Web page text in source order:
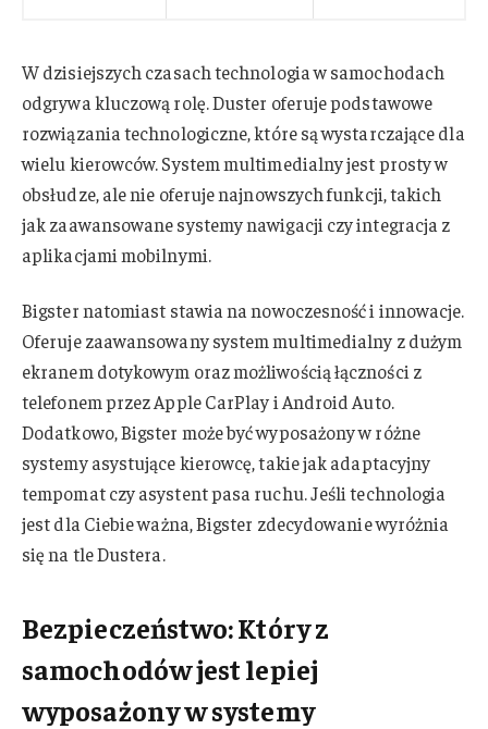
W dzisiejszych czasach technologia w samochodach
odgrywa kluczową rolę. Duster oferuje podstawowe
rozwiązania technologiczne, które są wystarczające dla
wielu kierowców. System multimedialny jest prosty w
obsłudze, ale nie oferuje najnowszych funkcji, takich
jak zaawansowane systemy nawigacji czy integracja z
aplikacjami mobilnymi.
Bigster natomiast stawia na nowoczesność i innowacje.
Oferuje zaawansowany system multimedialny z dużym
ekranem dotykowym oraz możliwością łączności z
telefonem przez Apple CarPlay i Android Auto.
Dodatkowo, Bigster może być wyposażony w różne
systemy asystujące kierowcę, takie jak adaptacyjny
tempomat czy asystent pasa ruchu. Jeśli technologia
jest dla Ciebie ważna, Bigster zdecydowanie wyróżnia
się na tle Dustera.
Bezpieczeństwo: Który z
samochodów jest lepiej
wyposażony w systemy